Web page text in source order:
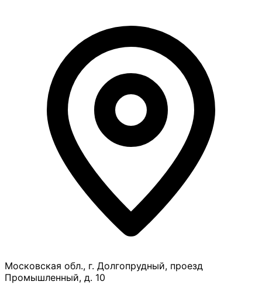
Московская обл., г. Долгопрудный, проезд
Промышленный, д. 10